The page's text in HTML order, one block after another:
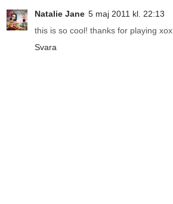
Natalie Jane 5 maj 2011 kl. 22:13
this is so cool! thanks for playing xox
Svara